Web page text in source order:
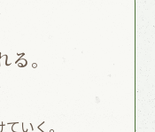
。
いく。